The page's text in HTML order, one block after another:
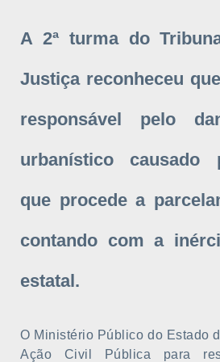
A 2ª turma do
Justiça reconheceu
responsável pelo
urbanístico causado
que procede a
contando com a
estatal.
O Ministério Público do Estado
Ação Civil Pública para